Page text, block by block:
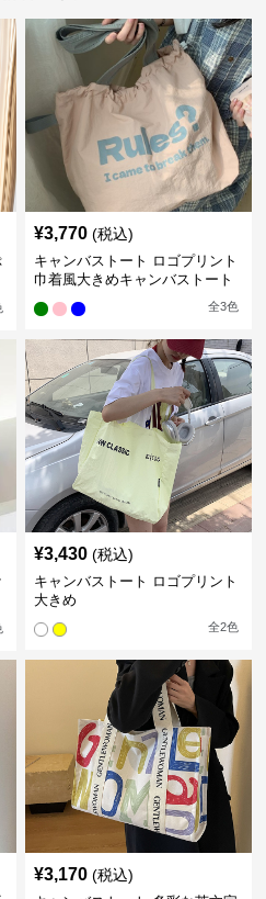
¥3,770 (税込)
キャンバストート ロゴプリント
巾着風大きめキャンバストート
全3色
¥3,430 (税込)
キャンバストート ロゴプリント
大きめ
全2色
¥3,170 (税込)